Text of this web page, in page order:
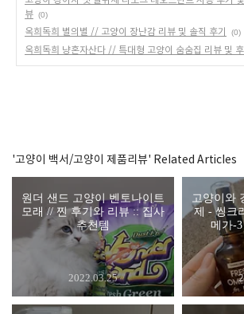
뷰 (0)
옥희독희 별의별 // 고양이 장난감 리뷰 및 솔직 후기 (0)
옥희독희 냥혼자산다 // 특대형 고양이 숨숨집 리뷰 및
'고양이 백서/고양이 제품리뷰' Related Articles
원더 샌드 고양이 벤토나이트
모래 // 찐 후기와 리뷰 :: 집사
추천템
2022.03.25
고양이와
제 - 씽크
메가-3